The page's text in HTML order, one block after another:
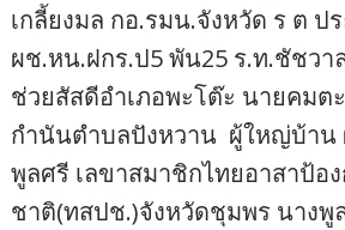
เกลี้ยงมล กอ.รมน.จังหวัด ร ต
ผช.หน.ฝกร.ป5 พัน25 ร.ท.ชัชวา
ช่วยสัสดีอำเภอพะโต๊ะ นายคมต
กำนันตำบลปังหวาน ผู้ใหญ่บ้าน
พูลศรี เลขาสมาชิกไทยอาสาป้อ
ชาติ(ทสปช.)จังหวัดชุมพร นางพู